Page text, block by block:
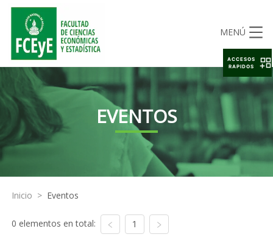
MENÚ
EVENTOS
Inicio > Eventos
0 elementos en total: 1
ACCESOS
RAPIDOS